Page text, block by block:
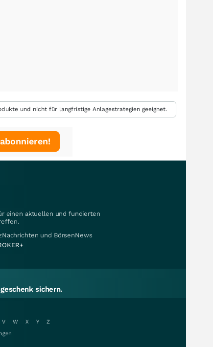
und nicht für langfristige Anlagestrategien geeignet.
einen aktuellen und fundierten
und BörsenNews
sichern.
V W X Y
Z